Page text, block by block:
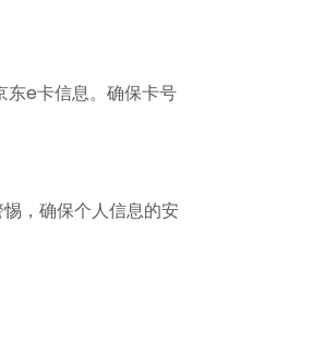
东e卡信息。确保卡号
，确保个人信息的安